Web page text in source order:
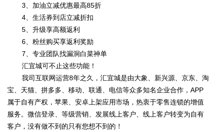
3、加油立减优惠最高85折
4、生活券到店立减折扣
5、升级享高额返利
6、粉丝购买享返利奖励
7、专业团队找漏洞白菜神单
汇宜城可不止这些功能！
我司互联网运营8年之久，汇宜城是由大象、新兴源、京东、淘
宝、天猫、拼多多、移动、联通、电信等众多知名企业合作，APP
属于自有产权，苹果、安卓上架应用市场，热衷于零售连锁的增值
服务。微信登录、等级营销、发展线上客户、线上客户转变为自有
客户，没有做不到的只有您想不到的！